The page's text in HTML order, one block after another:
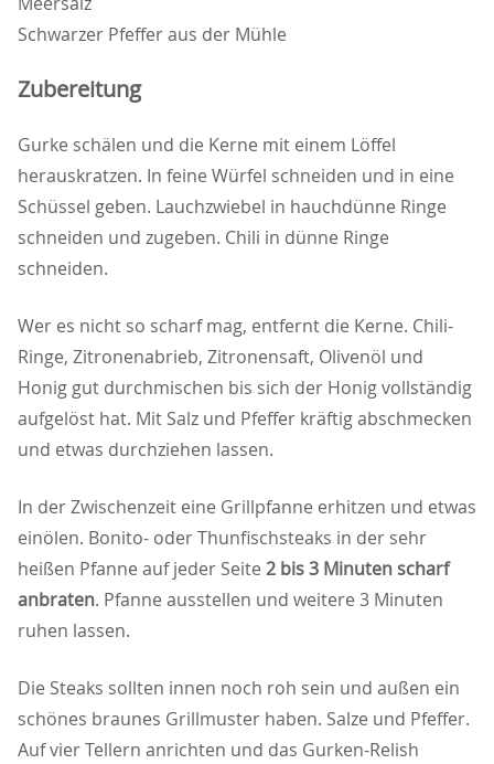
Schwarzer Pfeffer aus der Mühle
Zubereitung
Gurke schälen und die Kerne mit einem Löffel
herauskratzen. In feine Würfel schneiden und in eine
Schüssel geben. Lauchzwiebel in hauchdünne Ringe
schneiden und zugeben. Chili in dünne Ringe
schneiden.
Wer es nicht so scharf mag, entfernt die Kerne. Chili-
Ringe, Zitronenabrieb, Zitronensaft, Olivenöl und
Honig gut durchmischen bis sich der Honig vollständig
aufgelöst hat. Mit Salz und Pfeffer kräftig abschmecken
und etwas durchziehen lassen.
In der Zwischenzeit eine Grillpfanne erhitzen und etwas
einölen. Bonito- oder Thunfischsteaks in der sehr
heißen Pfanne auf jeder Seite 2 bis 3 Minuten scharf
anbraten. Pfanne ausstellen und weitere 3 Minuten
ruhen lassen.
Die Steaks sollten innen noch roh sein und außen ein
schönes braunes Grillmuster haben. Salze und Pfeffer.
Auf vier Tellern anrichten und das Gurken-Relish